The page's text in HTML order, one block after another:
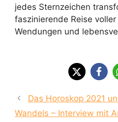
jedes Sternzeichen
faszinierende Reise
Wendungen und
Das Horoskop 2021
Wandels – Interview mit